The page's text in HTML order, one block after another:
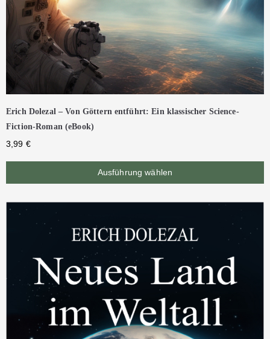
Erich Dolezal – Von Göttern entführt: Ein klassischer Science-
Fiction-Roman (eBook)
3,99 €
Ausführung wählen